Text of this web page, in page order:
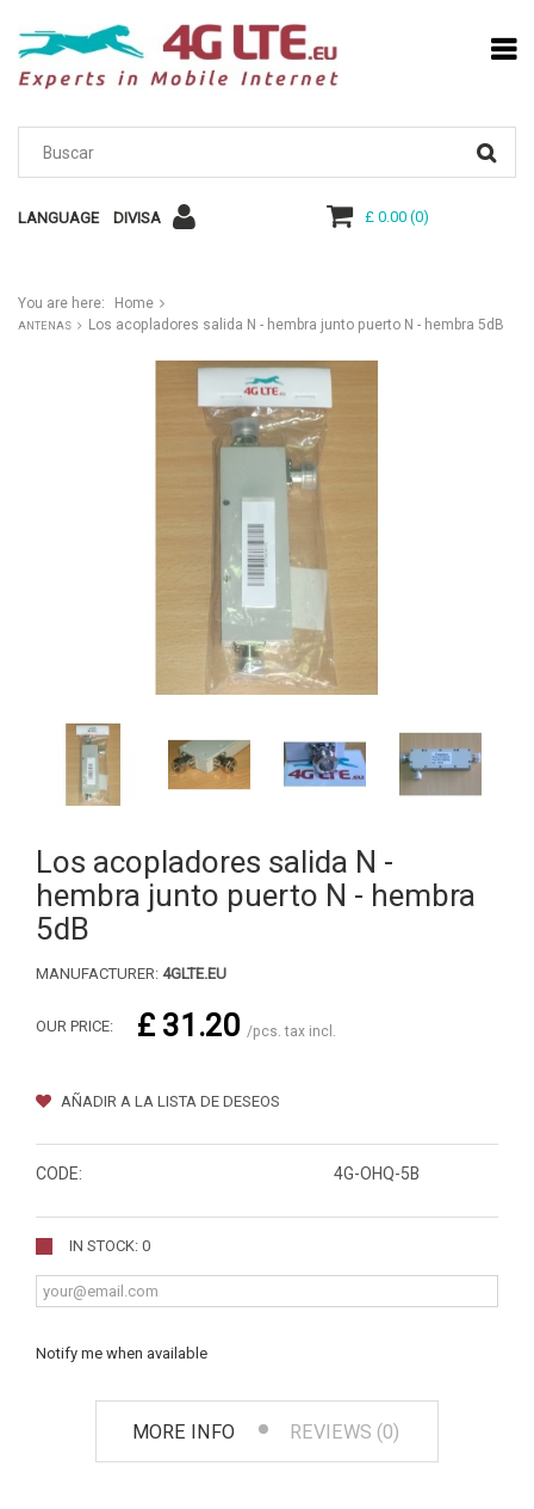
LANGUAGE DIVISA £ 0.00(0)
You are here: Home
ANTENAS Los acopladores salida N - hembra junto puerto N - hembra 5dB
Los acopladores salida N -
hembra junto puerto N - hembra
5dB
MANUFACTURER: 4GLTE.EU
OUR PRICE: £ 31.20 /pcs. tax incl.
AÑADIR A LA LISTA DE DESEOS
CODE: 4G-OHQ-5B
IN STOCK: 0
Notify me when available
MORE INFO REVIEWS (0)